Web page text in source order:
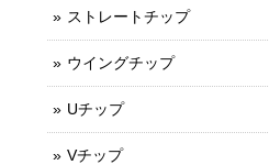
ストレートチップ
ウイングチップ
Uチップ
Vチップ